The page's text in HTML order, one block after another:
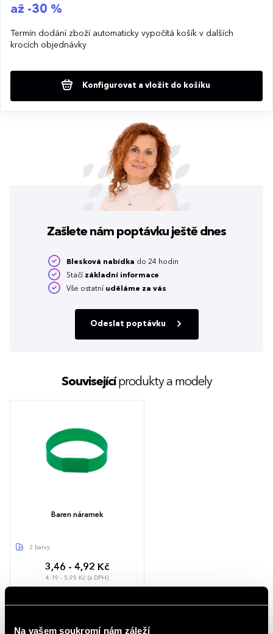
Na vašem soukromí nám záleží
až -30 %
Termín dodání zboží automaticky vypočítá košík v dalších
krocích objednávky
Konfigurovat a vložit do košíku
Zašlete nám poptávku ještě dnes
Blesková nabídka do 24 hodin
Stačí základní informace
Vše ostatní uděláme za vás
Odeslat poptávku
Souvisejícíprodukty a modely
Baren náramek
2 barvy
3,46 - 4,92 Kč
4,19 - 5,95 Kč (s DPH)
Silikonový náramek s hliníkovou stříbrnou ploškou.